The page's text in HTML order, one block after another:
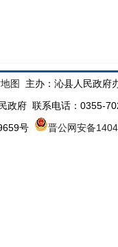
图
主办：沁县人民政府
政府 联系电话：0355-
号
晋公网安备